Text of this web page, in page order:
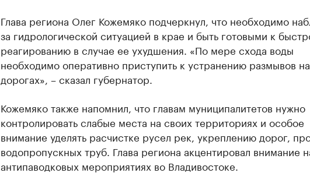
Глава региона Олег Кожемяко подчеркнул, что необходимо
за гидрологической ситуацией в крае и быть готовыми к
реагированию в случае ее ухудшения. «По мере схода воды
необходимо оперативно приступить к устранению размывов на
дорогах», – сказал губернатор.
Кожемяко также напомнил, что главам муниципалитетов нужно
контролировать слабые места на своих территориях и особое
внимание уделять расчистке русел рек, укреплению дорог,
водопропускных труб. Глава региона акцентировал внимание
антипаводковых мероприятиях во Владивостоке.